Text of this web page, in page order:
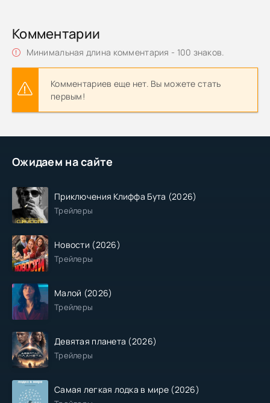
Ожидаем на сайте
Приключения Клиффа Бута (2026)
Трейлеры
Новости (2026)
Трейлеры
Малой (2026)
Трейлеры
Девятая планета (2026)
Трейлеры
Самая легкая лодка в мире (2026)
Комментарии
Минимальная длина комментария - 100 знаков.
Комментариев еще нет. Вы можете стать
первым!